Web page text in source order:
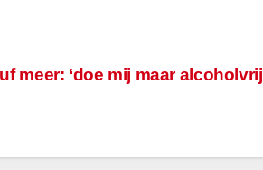
meer: ‘doe mij maar alcoholvrij